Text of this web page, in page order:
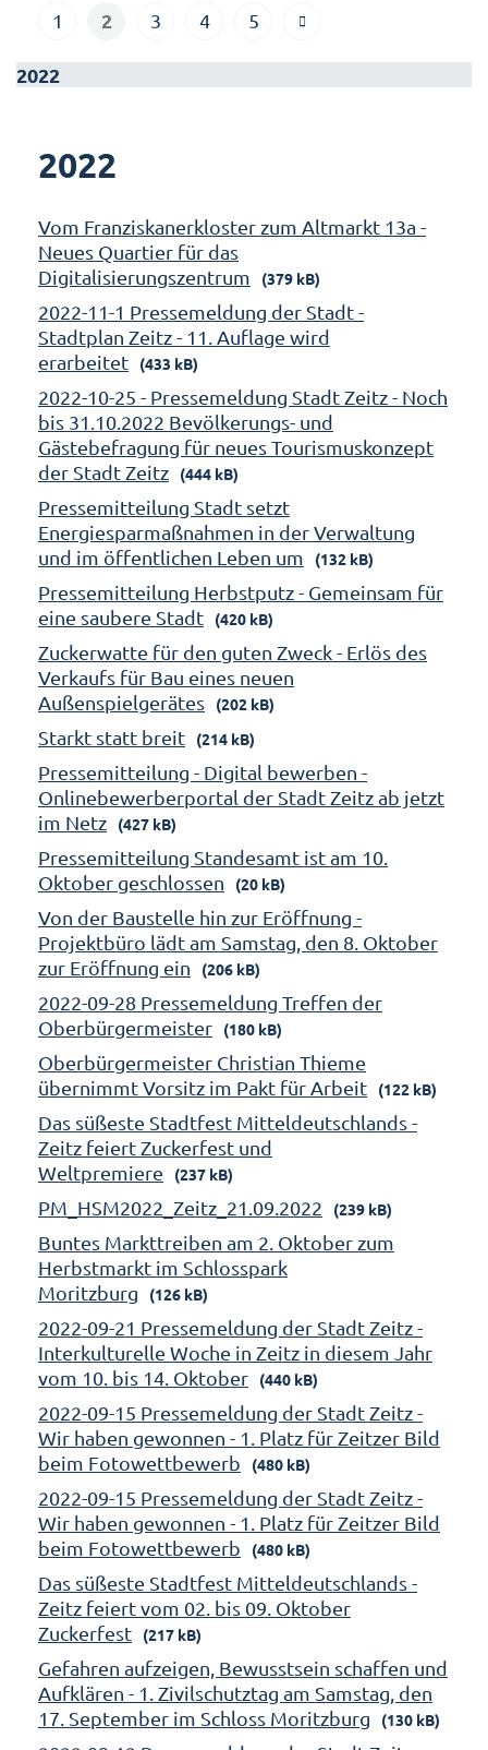
1 2 3 4 5
2022
2022
Vom Franziskanerkloster zum Altmarkt 13a -
Neues Quartier für das
Digitalisierungszentrum
(379 kB)
2022-11-1 Pressemeldung der Stadt -
Stadtplan Zeitz - 11. Auflage wird
erarbeitet
(433 kB)
2022-10-25 - Pressemeldung Stadt Zeitz - Noch
bis 31.10.2022 Bevölkerungs- und
Gästebefragung für neues Tourismuskonzept
der Stadt Zeitz
(444 kB)
Pressemitteilung Stadt setzt
Energiesparmaßnahmen in der Verwaltung
und im öffentlichen Leben um
(132 kB)
Pressemitteilung Herbstputz - Gemeinsam für
eine saubere Stadt
(420 kB)
Zuckerwatte für den guten Zweck - Erlös des
Verkaufs für Bau eines neuen
Außenspielgerätes
(202 kB)
Starkt statt breit (214 kB)
Pressemitteilung - Digital bewerben -
Onlinebewerberportal der Stadt Zeitz ab jetzt
im Netz
(427 kB)
Pressemitteilung Standesamt ist am 10.
Oktober geschlossen
(20 kB)
Von der Baustelle hin zur Eröffnung -
Projektbüro lädt am Samstag, den 8. Oktober
zur Eröffnung ein
(206 kB)
2022-09-28 Pressemeldung Treffen der
Oberbürgermeister
(180 kB)
Oberbürgermeister Christian Thieme
übernimmt Vorsitz im Pakt für Arbeit
(122 kB)
Das süßeste Stadtfest Mitteldeutschlands -
Zeitz feiert Zuckerfest und
Weltpremiere
(237 kB)
PM_HSM2022_Zeitz_21.09.2022 (239 kB)
Buntes Markttreiben am 2. Oktober zum
Herbstmarkt im Schlosspark
Moritzburg
(126 kB)
2022-09-21 Pressemeldung der Stadt Zeitz -
Interkulturelle Woche in Zeitz in diesem Jahr
vom 10. bis 14. Oktober
(440 kB)
2022-09-15 Pressemeldung der Stadt Zeitz -
Wir haben gewonnen - 1. Platz für Zeitzer Bild
beim Fotowettbewerb
(480 kB)
2022-09-15 Pressemeldung der Stadt Zeitz -
Wir haben gewonnen - 1. Platz für Zeitzer Bild
beim Fotowettbewerb
(480 kB)
Das süßeste Stadtfest Mitteldeutschlands -
Zeitz feiert vom 02. bis 09. Oktober
Zuckerfest
(217 kB)
Gefahren aufzeigen, Bewusstsein schaffen und
Aufklären - 1. Zivilschutztag am Samstag, den
17. September im Schloss Moritzburg
(130 kB)